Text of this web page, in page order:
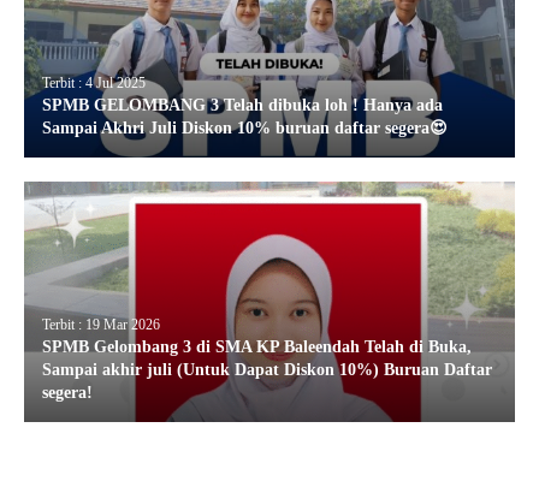
Terbit : 4 Jul 2025
SPMB GELOMBANG 3 Telah dibuka loh ! Hanya ada
Sampai Akhri Juli Diskon 10% buruan daftar segera😍
Terbit : 19 Mar 2026
SPMB Gelombang 3 di SMA KP Baleendah Telah di Buka,
Sampai akhir juli (Untuk Dapat Diskon 10%) Buruan Daftar
segera!